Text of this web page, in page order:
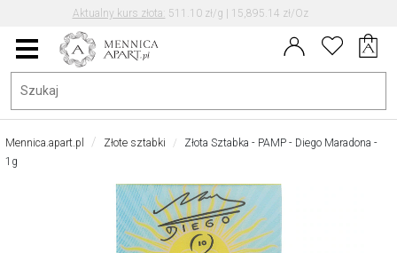
Aktualny kurs EUR/PLN: 4.30 Data aktualizacji kursu: 2026-08-07 04:42
Menu
główne
Mennica.apart.pl Złote sztabki
Złota Sztabka - PAMP - Diego Maradona -
1g